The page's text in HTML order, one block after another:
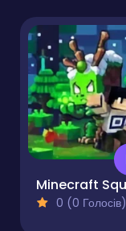
0 (0 Голосів)